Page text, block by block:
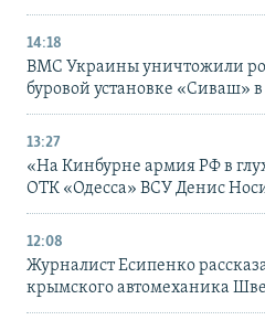
14:18
ВМС Украины уничтожили
буровой установке «Сиваш»
13:27
«На Кинбурне армия РФ в
ОТК «Одесса» ВСУ Денис
12:08
Журналист Есипенко
крымского автомеханика